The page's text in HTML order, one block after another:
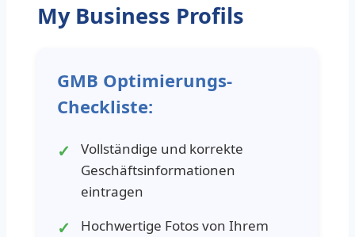
My Business Profils
GMB Optimierungs-
Checkliste:
Vollständige und korrekte
Geschäftsinformationen
eintragen
Hochwertige Fotos von Ihrem